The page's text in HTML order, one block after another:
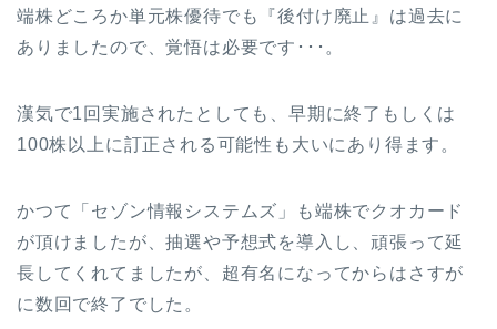
端株どころか単元株優待でも『後付け廃止』は過去に
ありましたので、覚悟は必要です･･･。
漢気で1回実施されたとしても、早期に終了もしくは
100株以上に訂正される可能性も大いにあり得ます。
かつて「セゾン情報システムズ」も端株でクオカード
が頂けましたが、抽選や予想式を導入し、頑張って延
長してくれてましたが、超有名になってからはさすが
に数回で終了でした。